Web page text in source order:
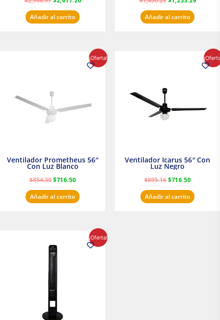
Añadir al carrito Añadir al carrito
¡Oferta!
Ventilador Prometheus 56″
Con Luz Blanco
$854.30$716.50
precio
actual
Añadir al carrito
Ventilador Icarus 56″ Con
Luz Negro
$895.16$716.50
precio
actual
Añadir al carrito
¡Oferta!
original
era:
precio
actual